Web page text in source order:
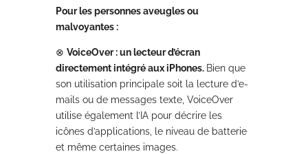
Pour les personnes aveugles ou
malvoyantes :
⊗ VoiceOver : un lecteur d’écran
directement intégré aux iPhones. Bien que
son utilisation principale soit la lecture d’e-
mails ou de messages texte, VoiceOver
utilise également l’IA pour décrire les
icônes d’applications, le niveau de batterie
et même certaines images.